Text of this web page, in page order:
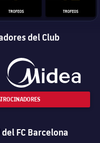
TROFEOS TROFEOS
del Club
FC Barcelona